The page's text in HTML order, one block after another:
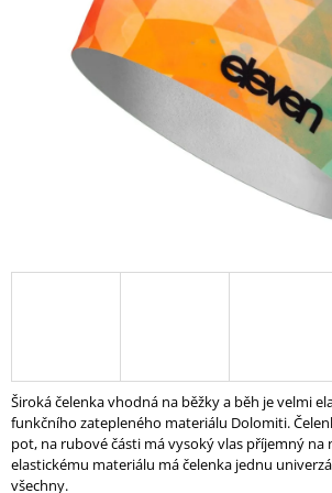
Široká čelenka vhodná na běžky a běh je velmi
funkčního zatepleného materiálu Dolomiti.
pot, na rubové části má vysoký vlas příjemný na
elastickému materiálu má čelenka jednu
všechny.
P
O
R
U
Č